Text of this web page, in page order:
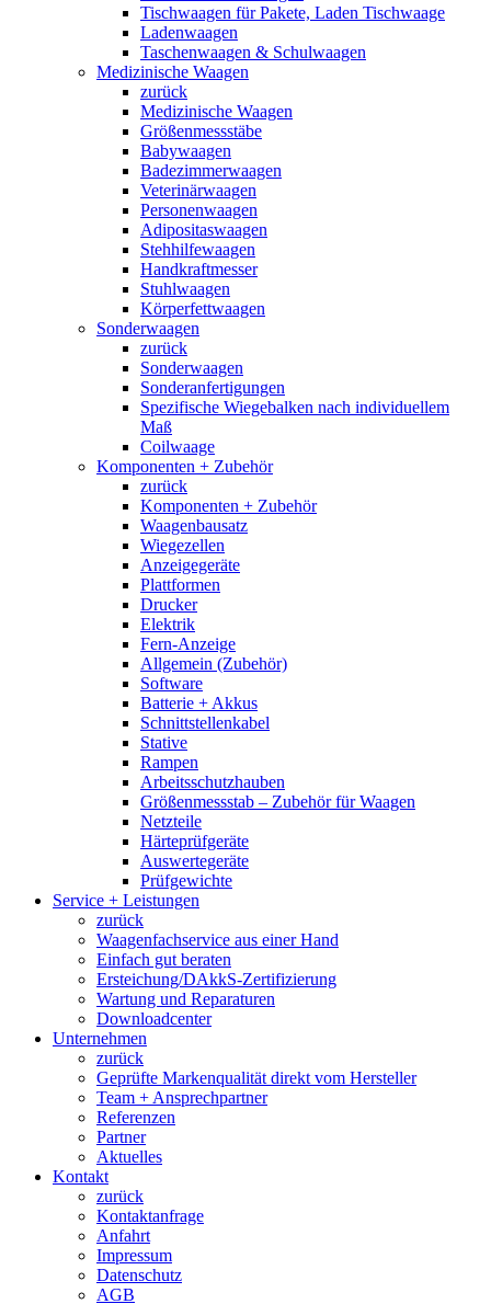
Tischwaagen für Pakete, Laden Tischwaage
Ladenwaagen
Taschenwaagen & Schulwaagen
Medizinische Waagen
zurück
Medizinische Waagen
Größenmessstäbe
Babywaagen
Badezimmerwaagen
Veterinärwaagen
Personenwaagen
Adipositaswaagen
Stehhilfewaagen
Handkraftmesser
Stuhlwaagen
Körperfettwaagen
Sonderwaagen
zurück
Sonderwaagen
Sonderanfertigungen
Spezifische Wiegebalken nach individuellem
Maß
Coilwaage
Komponenten + Zubehör
zurück
Komponenten + Zubehör
Waagenbausatz
Wiegezellen
Anzeigegeräte
Plattformen
Drucker
Elektrik
Fern-Anzeige
Allgemein (Zubehör)
Software
Batterie + Akkus
Schnittstellenkabel
Stative
Rampen
Arbeitsschutzhauben
Größenmessstab – Zubehör für Waagen
Netzteile
Härteprüfgeräte
Auswertegeräte
Prüfgewichte
Service + Leistungen
zurück
Waagenfachservice aus einer Hand
Einfach gut beraten
Ersteichung/DAkkS-Zertifizierung
Wartung und Reparaturen
Downloadcenter
Unternehmen
zurück
Geprüfte Markenqualität direkt vom Hersteller
Team + Ansprechpartner
Referenzen
Partner
Aktuelles
Kontakt
zurück
Kontaktanfrage
Anfahrt
Impressum
Datenschutz
AGB